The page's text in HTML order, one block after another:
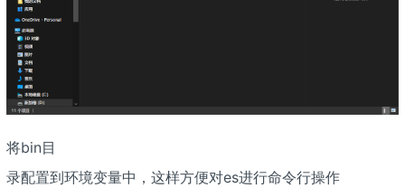
将bin目
录配置到环境变量中，这样方便对es进行命令行操作